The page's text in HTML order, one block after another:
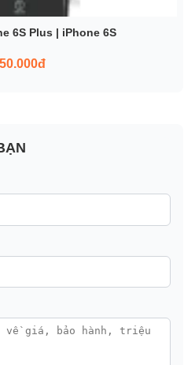
6S Plus | iPhone 6S